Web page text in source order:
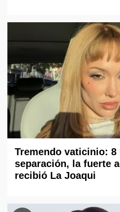
Tremendo vaticinio: 8
separación, la fuerte
recibió La Joaqui